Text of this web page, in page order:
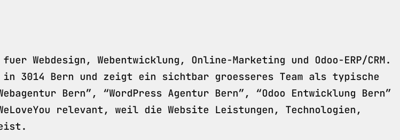
Webdesign, Webentwicklung, Online-Marketing und Odoo-ERP/CRM.
3014 Bern und zeigt ein sichtbar groesseres Team als typische
Bern”, “WordPress Agentur Bern”, “Odoo Entwicklung Bern”
relevant, weil die Website Leistungen, Technologien,